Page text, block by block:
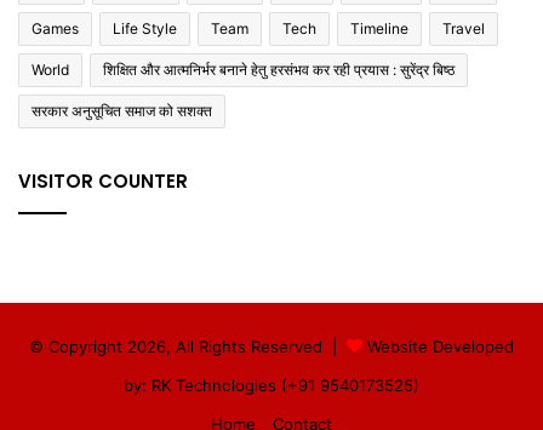
Games Life Style Team Tech Timeline Travel
World शिक्षित और आत्मनिर्भर बनाने हेतु हरसंभव कर रही प्रयास : सुरेंद्र बिष्ठ
सरकार अनुसूचित समाज को सशक्त
VISITOR COUNTER
© Copyright 2026, All Rights Reserved |
Website Developed
by: RK Technologies (+91 9540173525)
Home
Contact